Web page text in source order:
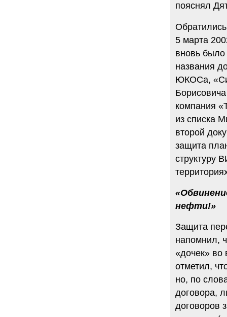
пояснял
5 марта
вновь было
названия
ЮКОСа,
компания
из списка
второй
защита
структуру
нефти!»
Защита
напомнил,
«дочек»
отметил,
но, по
договора,
договоров